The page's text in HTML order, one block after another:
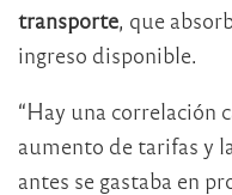
transporte, que
ingreso disponible.
“Hay una correlación
aumento de tarifas y
antes se gastaba en